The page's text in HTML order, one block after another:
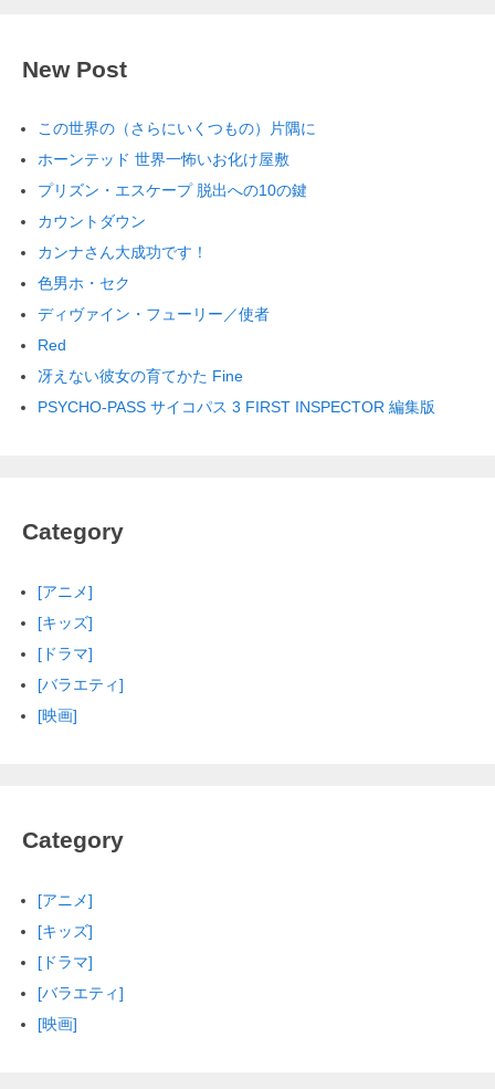
New Post
この世界の（さらにいくつもの）片隅に
ホーンテッド 世界一怖いお化け屋敷
プリズン・エスケープ 脱出への10の鍵
カウントダウン
カンナさん大成功です！
色男ホ・セク
ディヴァイン・フューリー／使者
Red
冴えない彼女の育てかた Fine
PSYCHO-PASS サイコパス 3 FIRST INSPECTOR 編集版
Category
[アニメ]
[キッズ]
[ドラマ]
[バラエティ]
[映画]
Category
[アニメ]
[キッズ]
[ドラマ]
[バラエティ]
[映画]